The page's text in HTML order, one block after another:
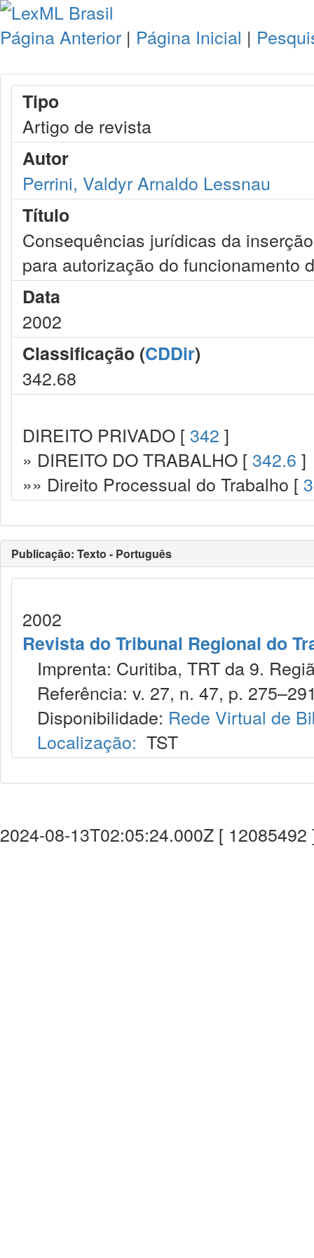
Página Anterior | Página Inicial |
Tipo
Artigo de revista
Autor
Perrini, Valdyr Arnaldo Lessnau
Título
Consequências jurídicas da
para autorização do funcionamento
Data
2002
Classificação (CDDir)
342.68
DIREITO PRIVADO [ 342 ]
» DIREITO DO TRABALHO [ 342.6 ]
»» Direito Processual do Trabalho [
Publicação: Texto - Português
2002
Revista do Tribunal Regional do
Imprenta: Curitiba, TRT da 9.
Referência: v. 27, n. 47, p.
Disponibilidade: Rede Virtual de
Localização: TST
2024-08-13T02:05:24.000Z [ 12085492